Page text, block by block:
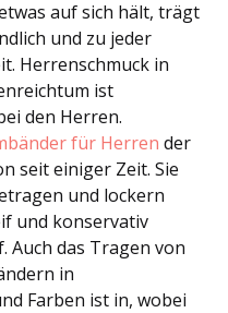
auf sich hält, trägt
und zu jeder
Herrenschmuck in
ist
den Herren.
für Herren der
seit einiger Zeit. Sie
und lockern
und konservativ
Auch das Tragen von
in
Farben ist in, wobei